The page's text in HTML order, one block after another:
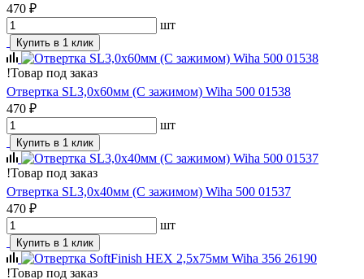
470 ₽
шт
Купить в 1 клик
!Товар под заказ
Отвертка SL3,0х60мм (C зажимом) Wiha 500 01538
470 ₽
шт
Купить в 1 клик
!Товар под заказ
Отвертка SL3,0х40мм (C зажимом) Wiha 500 01537
470 ₽
шт
Купить в 1 клик
!Товар под заказ